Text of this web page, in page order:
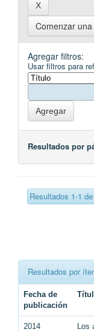
Comenzar
Agregar filtros:
Usar filtros para
Resultados por
Resultados 1-1
Resultados por
Fecha de
publicación
2014 Los